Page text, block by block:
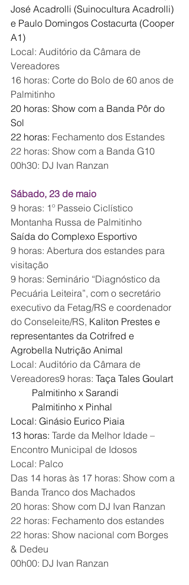
José Acadrolli (Suinocultura Acadrolli)
e Paulo Domingos Costacurta (Cooper
A1)
Local: Auditório da Câmara de
Vereadores
16 horas: Corte do Bolo de 60 anos de
Palmitinho
20 horas: Show com a Banda Pôr do
Sol
22 horas: Fechamento dos Estandes
22 horas: Show com a Banda G10
00h30: DJ Ivan Ranzan
Sábado, 23 de maio
9 horas: 1º Passeio Ciclístico
Montanha Russa de Palmitinho
Saída do Complexo Esportivo
9 horas: Abertura dos estandes para
visitação
9 horas: Seminário “Diagnóstico da
Pecuária Leiteira”, com o secretário
executivo da Fetag/RS e coordenador
do Conseleite/RS, Kaliton Prestes e
representantes da Cotrifred e
Agrobella Nutrição Animal
Local: Auditório da Câmara de
Vereadores9 horas: Taça Tales Goulart
Palmitinho x Sarandi
Palmitinho x Pinhal
Local: Ginásio Eurico Piaia
13 horas: Tarde da Melhor Idade –
Encontro Municipal de Idosos
Local: Palco
Das 14 horas às 17 horas: Show com a
Banda Tranco dos Machados
20 horas: Show com DJ Ivan Ranzan
22 horas: Fechamento dos estandes
22 horas: Show nacional com Borges
& Dedeu
00h00: DJ Ivan Ranzan